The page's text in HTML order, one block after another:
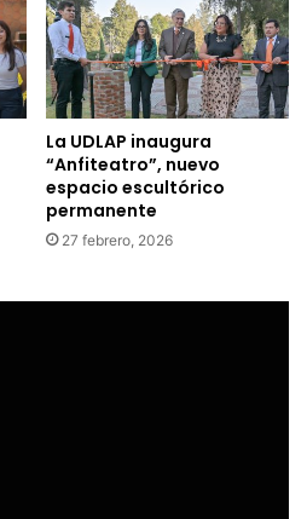
La UDLAP inaugura
“Anfiteatro”, nuevo
espacio escultórico
permanente
27 febrero, 2026